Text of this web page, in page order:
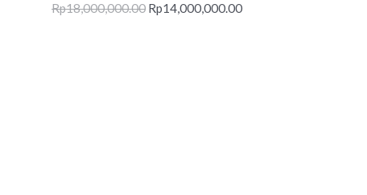
Rp18,000,000.00 Rp14,000,000.00